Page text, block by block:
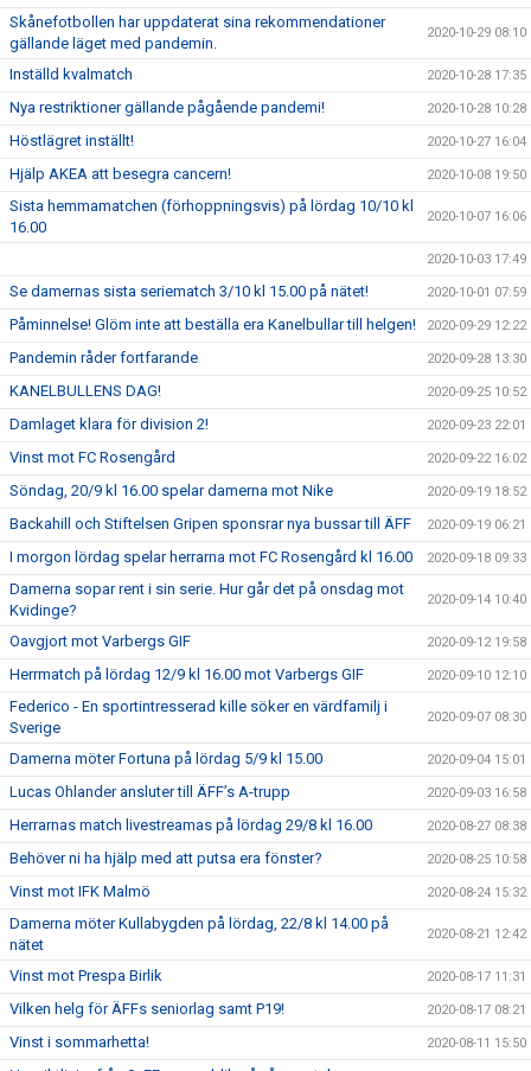
Skånefotbollen har uppdaterat sina rekommendationer
gällande läget med pandemin.
2020-10-29 08:10
Inställd kvalmatch 2020-10-28 17:35
Nya restriktioner gällande pågående pandemi! 2020-10-28 10:28
Höstlägret inställt! 2020-10-27 16:04
Hjälp AKEA att besegra cancern! 2020-10-08 19:50
Sista hemmamatchen (förhoppningsvis) på lördag 10/10 kl
16.00
2020-10-07 16:06
2020-10-03 17:49
Se damernas sista seriematch 3/10 kl 15.00 på nätet! 2020-10-01 07:59
Påminnelse! Glöm inte att beställa era Kanelbullar till helgen! 2020-09-29 12:22
Pandemin råder fortfarande 2020-09-28 13:30
KANELBULLENS DAG! 2020-09-25 10:52
Damlaget klara för division 2! 2020-09-23 22:01
Vinst mot FC Rosengård 2020-09-22 16:02
Söndag, 20/9 kl 16.00 spelar damerna mot Nike 2020-09-19 18:52
Backahill och Stiftelsen Gripen sponsrar nya bussar till ÄFF 2020-09-19 06:21
I morgon lördag spelar herrarna mot FC Rosengård kl 16.00 2020-09-18 09:33
Damerna sopar rent i sin serie. Hur går det på onsdag mot
Kvidinge?
2020-09-14 10:40
Oavgjort mot Varbergs GIF 2020-09-12 19:58
Herrmatch på lördag 12/9 kl 16.00 mot Varbergs GIF 2020-09-10 12:10
Federico - En sportintresserad kille söker en värdfamilj i
Sverige
2020-09-07 08:30
Damerna möter Fortuna på lördag 5/9 kl 15.00 2020-09-04 15:01
Lucas Ohlander ansluter till ÄFF’s A-trupp 2020-09-03 16:58
Herrarnas match livestreamas på lördag 29/8 kl 16.00 2020-08-27 08:38
Behöver ni ha hjälp med att putsa era fönster? 2020-08-25 10:58
Vinst mot IFK Malmö 2020-08-24 15:32
Damerna möter Kullabygden på lördag, 22/8 kl 14.00 på
nätet
2020-08-21 12:42
Vinst mot Prespa Birlik 2020-08-17 11:31
Vilken helg för ÄFFs seniorlag samt P19! 2020-08-17 08:21
Vinst i sommarhetta! 2020-08-11 15:50